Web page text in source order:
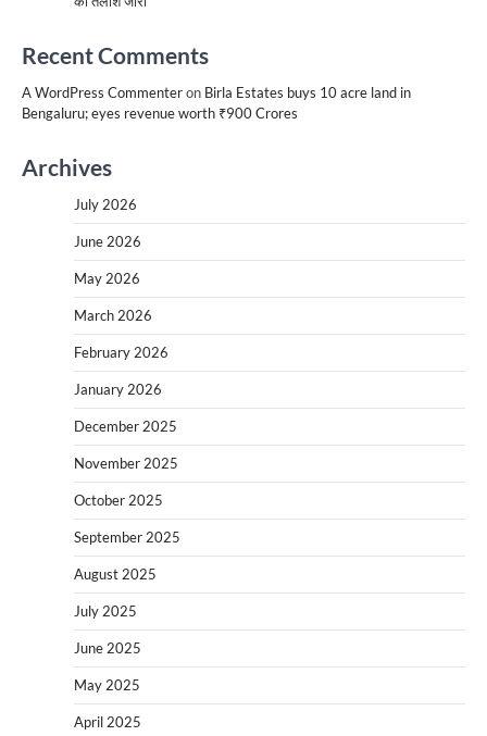
Recent Comments
A WordPress Commenteron Birla Estates buys 10 acre land in
Bengaluru; eyes revenue worth ₹900 Crores
Archives
July 2026
June 2026
May 2026
March 2026
February 2026
January 2026
December 2025
November 2025
October 2025
September 2025
August 2025
July 2025
June 2025
May 2025
April 2025